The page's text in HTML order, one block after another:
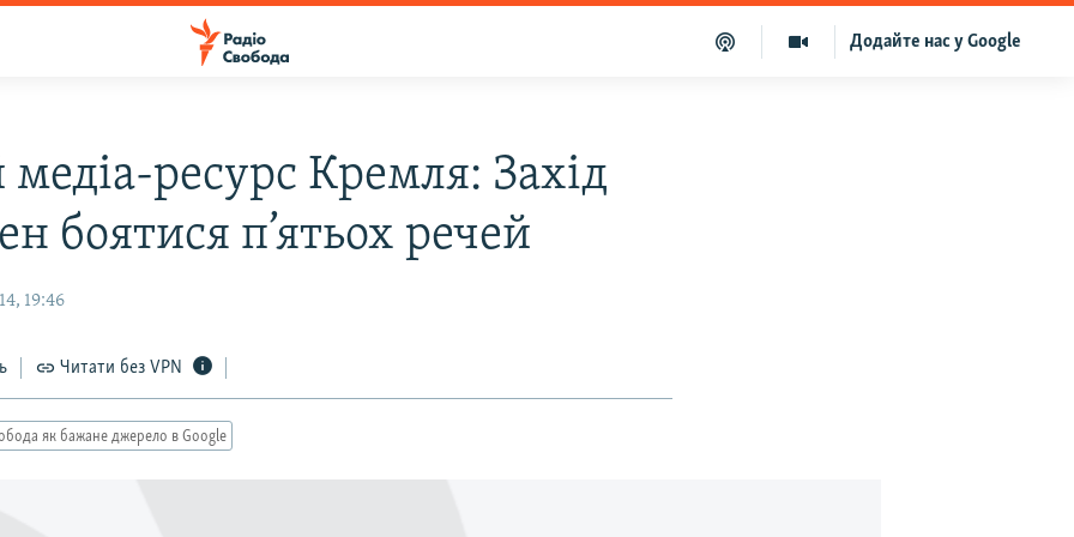
Додайте нас у Google
ресурс Кремля: Захід
боятися п’ятьох речей
19:46
Читати без VPN
як бажане джерело в Google